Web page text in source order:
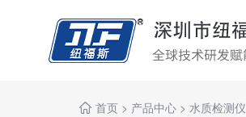
首页 > 产品中心 > 水质检测仪